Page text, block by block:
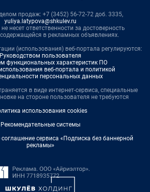
продаж: +7 (3452) 56-72-72 доб. 3335,
yuliya.latypova@shkulev.ru
несет ответственности за достоверность
в рекламных объявлениях.
(использования) веб-портала регулируются:
Руководством пользователя
функциональных характеристик ПО
веб-портала и политикой
персональных данных
в виде интернет-сервиса, специальные
на стороне пользователя не требуются
использования cookies
Рекомендательные системы
сервиса «Подписка без баннерной
рекламы»